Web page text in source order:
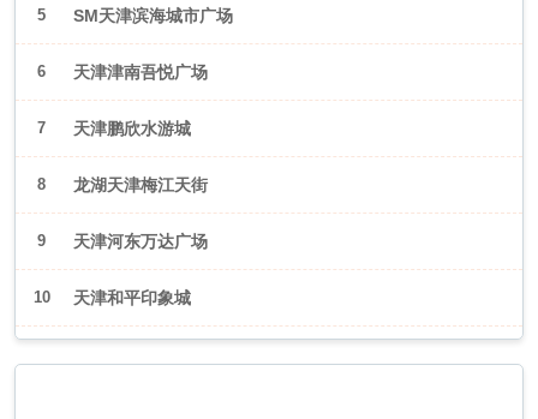
5 SM天津滨海城市广场
6 天津津南吾悦广场
7 天津鹏欣水游城
8 龙湖天津梅江天街
9 天津河东万达广场
10 天津和平印象城